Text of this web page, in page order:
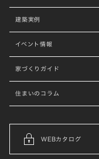
建築実例
イベント情報
家づくりガイド
住まいのコラム
WEBカタログ